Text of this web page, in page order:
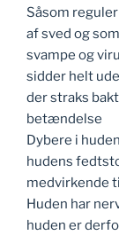
Såsom
af sved og
svampe og
sidder helt
der straks
betændelse
Dybere i
hudens
medvirkende
Huden har
huden er